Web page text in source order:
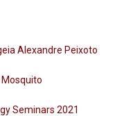
Alexandre Peixoto
Seminars 2021